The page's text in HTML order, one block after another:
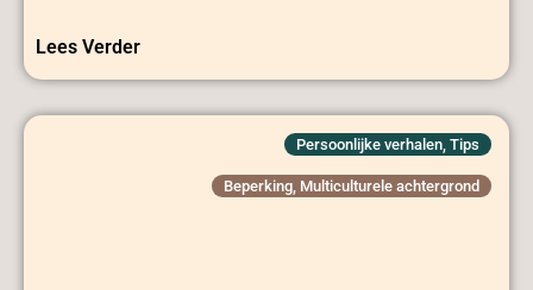
Lees Verder
Persoonlijke verhalen, Tips
Beperking, Multiculturele achtergrond